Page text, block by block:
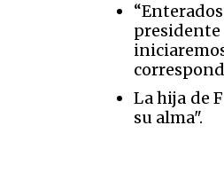
La hija de
su alma".